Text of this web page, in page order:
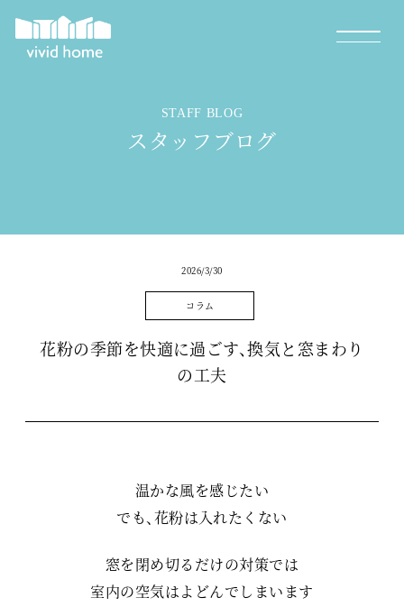
STAFF BLOG
スタッフブログ
2026/3/30
コラム
花粉の季節を快適に過ごす、換気と窓まわり
の工夫
温かな風を感じたい
でも、花粉は入れたくない
窓を閉め切るだけの対策では
室内の空気はよどんでしまいます